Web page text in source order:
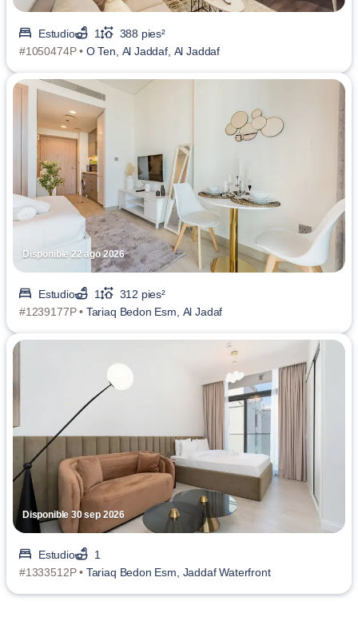
Estudio 1
388 pies²
#1050474P • O Ten, Al Jaddaf, Al Jaddaf
Disponible 22 ago 2026
Estudio 1
312 pies²
#1239177P • Tariaq Bedon Esm, Al Jadaf
Disponible 30 sep 2026
Estudio
1
#1333512P • Tariaq Bedon Esm, Jaddaf Waterfront